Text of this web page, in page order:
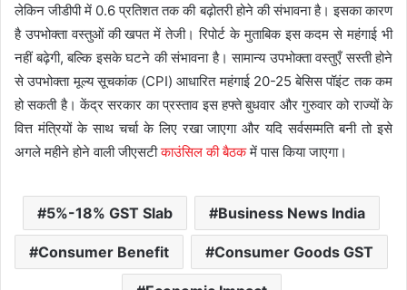
लेकिन जीडीपी में 0.6 प्रतिशत तक की बढ़ोतरी होने की संभावना है। इसका कारण
है उपभोक्ता वस्तुओं की खपत में तेजी। रिपोर्ट के मुताबिक इस कदम से महंगाई भी
नहीं बढ़ेगी, बल्कि इसके घटने की संभावना है। सामान्य उपभोक्ता वस्तुएँ सस्ती होने
से उपभोक्ता मूल्य सूचकांक (CPI) आधारित महंगाई 20-25 बेसिस पॉइंट तक कम
हो सकती है। केंद्र सरकार का प्रस्ताव इस हफ्ते बुधवार और गुरुवार को राज्यों के
वित्त मंत्रियों के साथ चर्चा के लिए रखा जाएगा और यदि सर्वसम्मति बनी तो इसे
अगले महीने होने वाली जीएसटीकाउंसिल की बैठकमें पास किया जाएगा।
5%-18% GST Slab Business News India
Consumer Benefit Consumer Goods GST